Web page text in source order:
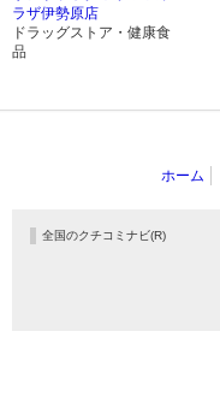
ラザ伊勢原店
ドラッグストア・健康食
品
ホーム
全国のクチコミナビ(R)